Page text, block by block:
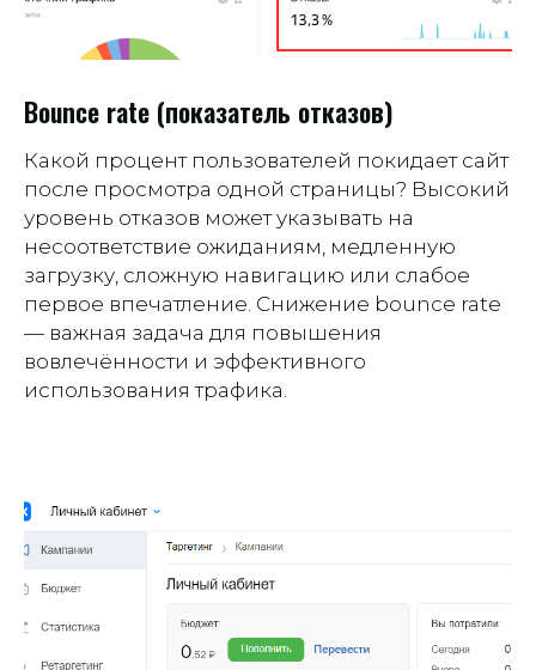
Bounce rate (показатель отказов)
Какой процент пользователей покидает сайт
после просмотра одной страницы? Высокий
уровень отказов может указывать на
несоответствие ожиданиям, медленную
загрузку, сложную навигацию или слабое
первое впечатление. Снижение bounce rate
— важная задача для повышения
вовлечённости и эффективного
использования трафика.